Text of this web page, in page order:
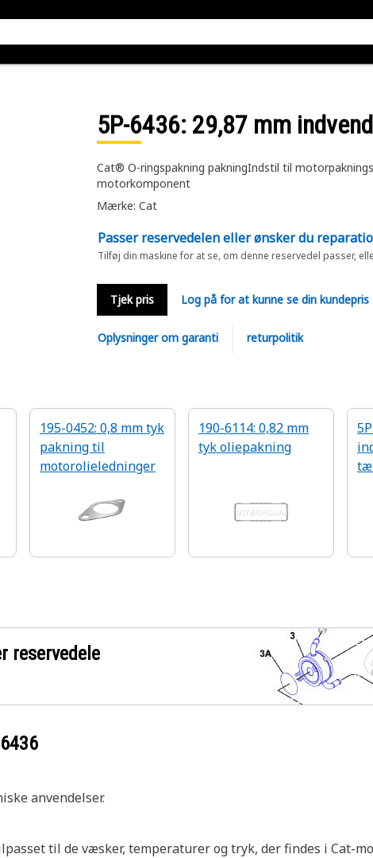
5P-6436: 29,87 mm
Cat® O-ringspakning pakningIndstil til
motorkomponent
Mærke: Cat
Passer reservedelen eller ønsker du
Tilføj din maskine for at se, om denne reservedel passer,
Tjek pris Log på for at kunne se din kundepris
Oplysninger om garanti returpolitik
195-0452: 0,8 mm tyk
pakning til
motorolieledninger
190-6114: 0,82 mm
tyk oliepakning
reservedele
anvendelser.
til de væsker, temperaturer og tryk, der findes i Cat-